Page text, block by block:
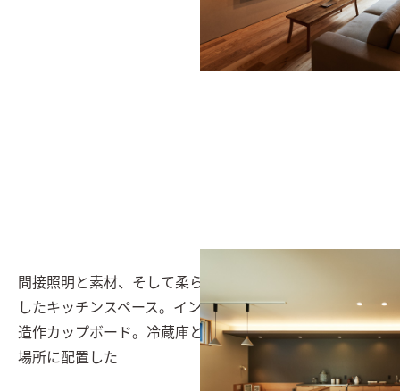
間接照明と素材、そして柔らかで絶妙なカラーチョイス
したキッチンスペース。インテリアに統一感をもたらす
造作カップボード。冷蔵庫とパントリーは目の届かない
場所に配置した